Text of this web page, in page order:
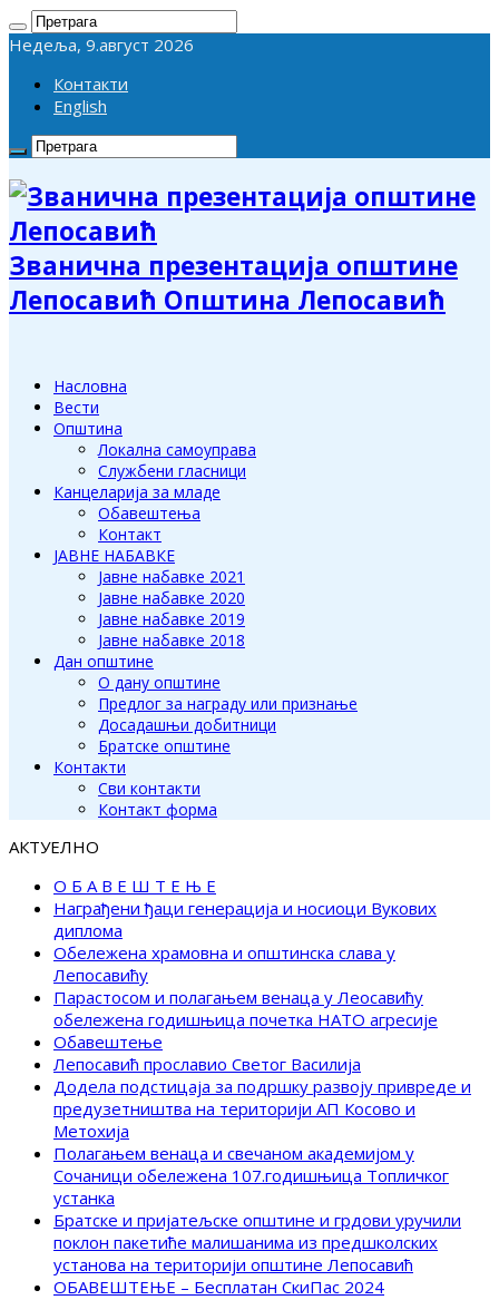
Недеља, 9.август 2026
Контакти
English
Званична презентација општине
Лепосавић Општина Лепосавић
Насловна
Вести
Општина
Локална самоуправа
Службени гласници
Канцеларија за младе
Обавештења
Контакт
ЈАВНЕ НАБАВКЕ
Јавне набавке 2021
Јавне набавке 2020
Јавне набавке 2019
Јавне набавке 2018
Дан општине
О дану општине
Предлог за награду или признање
Досадашњи добитници
Братске општине
Контакти
Сви контакти
Контакт форма
АКТУЕЛНО
О Б А В Е Ш Т Е Њ Е
Награђени ђаци генерација и носиоци Вукових
диплома
Обележена храмовна и општинска слава у
Лепосавићу
Парастосом и полагањем венаца у Леосавићу
обележена годишњица почетка НАТО агресије
Обавештење
Лепосавић прославио Светог Василија
Додела подстицаја за подршку развоју привреде и
предузетништва на територији АП Косово и
Метохија
Полагањем венаца и свечаном академијом у
Сочаници обележена 107.годишњица Топличког
устанка
Братске и пријатељске општине и грдови уручили
поклон пакетиће малишанима из предшколских
установа на територији општине Лепосавић
ОБАВЕШТЕЊЕ – Бесплатан СкиПас 2024